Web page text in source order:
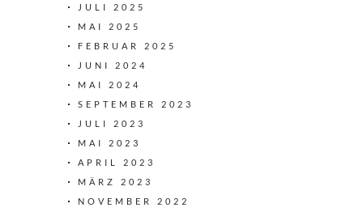
JULI 2025
MAI 2025
FEBRUAR 2025
JUNI 2024
MAI 2024
SEPTEMBER 2023
JULI 2023
MAI 2023
APRIL 2023
MÄRZ 2023
NOVEMBER 2022